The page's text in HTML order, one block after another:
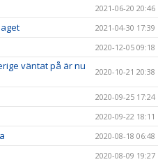
2021-06-20 20:46
2021-04-30 17:39
2020-12-05 09:18
väntat på är nu
2020-10-21 20:38
2020-09-25 17:24
2020-09-22 18:11
2020-08-18 06:48
2020-08-09 19:27